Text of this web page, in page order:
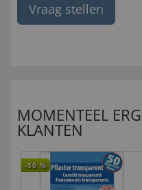
Vraag stellen
MOMENTEEL
KLANTEN
-50 %